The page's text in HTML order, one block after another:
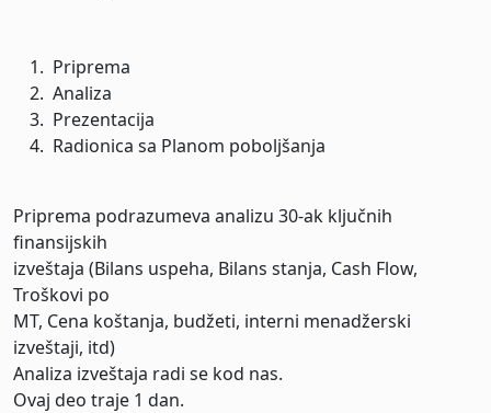
Priprema
Analiza
Prezentacija
Radionica sa Planom poboljšanja
Priprema podrazumeva analizu 30-ak ključnih
finansijskih
izveštaja (Bilans uspeha, Bilans stanja, Cash Flow,
Troškovi po
MT, Cena koštanja, budžeti, interni menadžerski
izveštaji, itd)
Analiza izveštaja radi se kod nas.
Ovaj deo traje 1 dan.